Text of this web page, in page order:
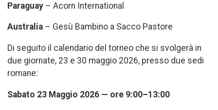
Paraguay – Acorn International
Australia – Gesù Bambino a Sacco Pastore
Di seguito il calendario del torneo che si svolgerà in
due giornate, 23 e 30 maggio 2026, presso due sedi
romane:
Sabato 23 Maggio 2026 — ore 9:00–13:00